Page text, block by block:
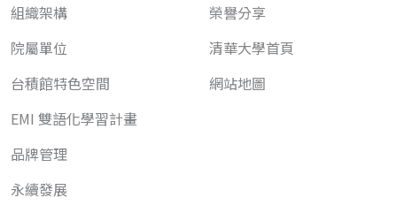
組織架構
院屬單位
台積館特色空間
EMI 雙語化學習計畫
品牌管理
永續發展
榮譽分享
清華大學首頁
網站地圖